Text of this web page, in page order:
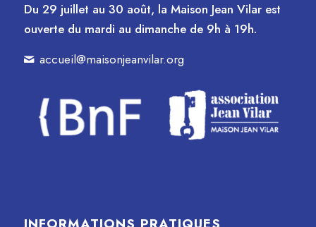
Du 29 juillet au 30 août, la Maison Jean Vilar est
ouverte du mardi au dimanche de 9h à 19h.
accueil@maisonjeanvilar.org